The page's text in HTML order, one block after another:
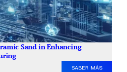
Sand in Enhancing
SABER MÁS